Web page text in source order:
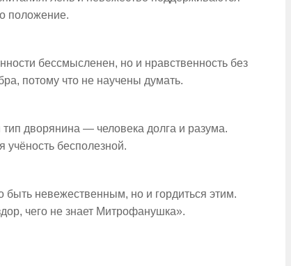
положение.
бессмысленен, но и нравственность без
потому что не научены думать.
дворянина — человека долга и разума.
учёность бесполезной.
быть невежественным, но и гордиться этим.
чего не знает Митрофанушка».